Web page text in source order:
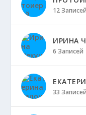
12 Записей
ИРИНА
6 Записей
33 Записей